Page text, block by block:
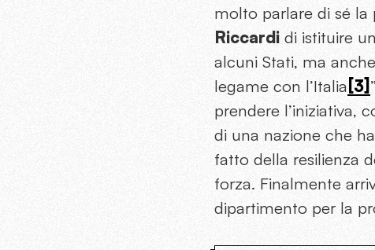
molto parlare di sé la
Riccardi di istituire
alcuni Stati, ma
legame con l’Italia [3]
prendere l’iniziativa,
di una nazione che
fatto della resilienza
forza. Finalmente
dipartimento per la